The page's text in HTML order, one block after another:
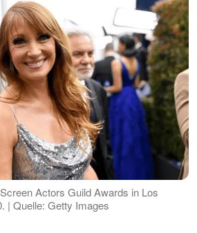
Actors Guild Awards in Los
| Quelle: Getty Images